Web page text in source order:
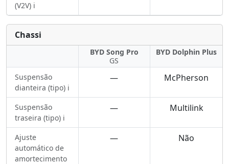
(V2V) ℹ️
Chassi
BYD Song Pro
GS
BYD Dolphin Plus
Suspensão
dianteira (tipo) ℹ️
— McPherson
Suspensão
traseira (tipo) ℹ️
— Multilink
Ajuste
automático de
amortecimento
— Não